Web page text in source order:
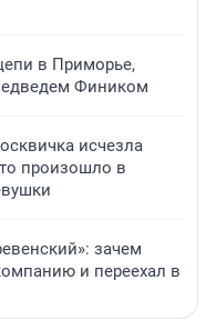
в Приморье,
Фиником
исчезла
произошло в
зачем
и переехал в